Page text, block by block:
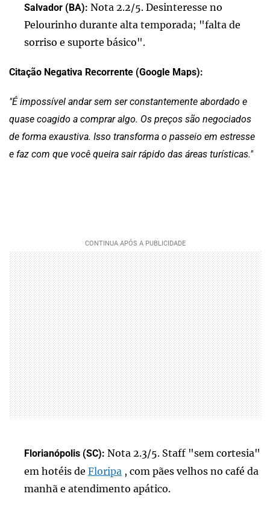
Salvador (BA): Nota 2.2/5. Desinteresse no
Pelourinho durante alta temporada; "falta de
sorriso e suporte básico".
Citação Negativa Recorrente (Google Maps):
"É impossível andar sem ser constantemente abordado e
quase coagido a comprar algo. Os preços são negociados
de forma exaustiva. Isso transforma o passeio em estresse
e faz com que você queira sair rápido das áreas turísticas."
Florianópolis (SC): Nota 2.3/5. Staff "sem cortesia"
em hotéis de Floripa , com pães velhos no café da
manhã e atendimento apático.